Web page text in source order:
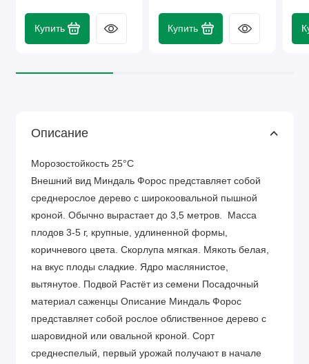
Купить Купить
Описание
Морозостойкость 25°C
Внешний вид Миндаль Форос представляет собой
среднерослое дерево с широкоовальной пышной
кроной. Обычно вырастает до 3,5 метров. Масса
плодов 3-5 г, крупные, удлиненной формы,
коричневого цвета. Скорлупа мягкая. Мякоть белая,
на вкус плоды сладкие. Ядро маслянистое,
вытянутое. Подвой Растёт из семени Посадочный
материал саженцы Описание Миндаль Форос
представляет собой рослое облиственное дерево с
шаровидной или овальной кроной. Сорт
среднеспелый, первый урожай получают в начале